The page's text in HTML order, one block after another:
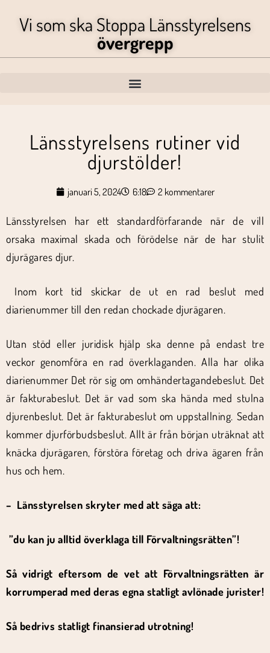
Vi som ska Stoppa Länsstyrelsens
övergrepp
Länsstyrelsens rutiner vid
djurstölder!
januari 5, 2024 6:18 2 kommentarer
Länsstyrelsen har ett standardförfarande när de vill
orsaka maximal skada och förödelse när de har stulit
djurägares djur.
Inom kort tid skickar de ut en rad beslut med
diarienummer till den redan chockade djurägaren.
Utan stöd eller juridisk hjälp ska denne på endast tre
veckor genomföra en rad överklaganden. Alla har olika
diarienummer Det rör sig om omhändertagandebeslut. Det
är fakturabeslut. Det är vad som ska hända med stulna
djurenbeslut. Det är fakturabeslut om uppstallning. Sedan
kommer djurförbudsbeslut. Allt är från början uträknat att
knäcka djurägaren, förstöra företag och driva ägaren från
hus och hem.
– Länsstyrelsen skryter med att säga att:
”du kan ju alltid överklaga till Förvaltningsrätten”!
Så vidrigt eftersom de vet att Förvaltningsrätten är
korrumperad med deras egna statligt avlönade jurister!
Så bedrivs statligt finansierad utrotning!